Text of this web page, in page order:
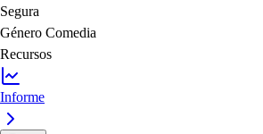
Segura
Género Comedia
Recursos
Informe